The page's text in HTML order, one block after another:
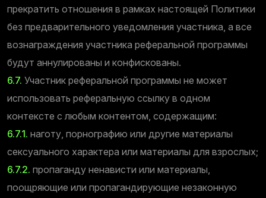
прекратить отношения в рамках настоящей Политики
без предварительного уведомления участника, а все
вознаграждения участника реферальной программы
будут аннулированы и конфискованы.
6.7. Участник реферальной программы не может
использовать реферальную ссылку в одном
контексте с любым контентом, содержащим:
6.7.1. наготу, порнографию или другие материалы
сексуального характера или материалы для взрослых;
6.7.2. пропаганду ненависти или материалы,
поощряющие или пропагандирующие незаконную